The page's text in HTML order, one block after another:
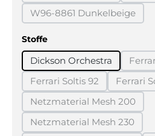
W96-8861 Dunkelbeige
(Diese Option ist
Stoffeauswählen
Dickson Orchestra
Ferrari Soltis 92
(Diese Option ist
Ferrari
Netzmaterial Mesh 200
(Diese Option ist
Netzmaterial Mesh 230
(Diese Option ist